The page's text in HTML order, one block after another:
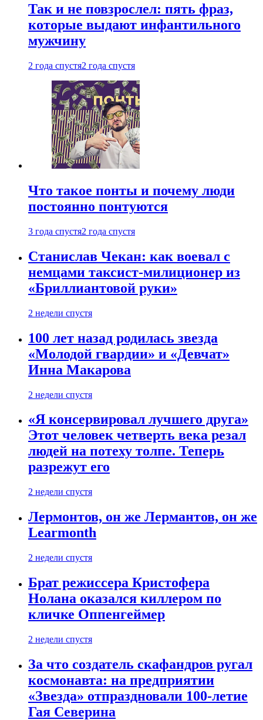
Так и не повзрослел: пять фраз,
которые выдают инфантильного
мужчину
2 года спустя2 года спустя
Что такое понты и почему люди
постоянно понтуются
3 года спустя2 года спустя
Станислав Чекан: как воевал с
немцами таксист-милиционер из
«Бриллиантовой руки»
2 недели спустя
100 лет назад родилась звезда
«Молодой гвардии» и «Девчат»
Инна Макарова
2 недели спустя
«Я консервировал лучшего друга»
Этот человек четверть века резал
людей на потеху толпе. Теперь
разрежут его
2 недели спустя
Лермонтов, он же Лермантов, он же
Learmonth
2 недели спустя
Брат режиссера Кристофера
Нолана оказался киллером по
кличке Оппенгеймер
2 недели спустя
За что создатель скафандров ругал
космонавта: на предприятии
«Звезда» отпраздновали 100-летие
Гая Северина